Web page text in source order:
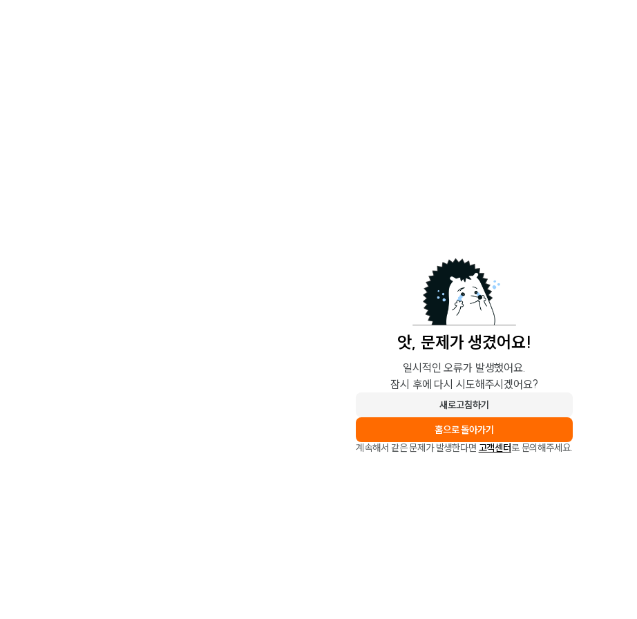
앗, 문제가 생겼어요!
일시적인 오류가 발생했어요.
잠시 후에 다시 시도해주시겠어요?
새로고침하기
홈으로 돌아가기
계속해서 같은 문제가 발생한다면 고객센터로 문의해주세요.